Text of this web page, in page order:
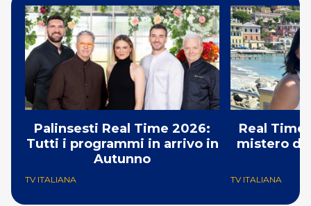
Palinsesti Real Time 2026:
Tutti i programmi in arrivo in
Autunno
TV ITALIANA
Real
mistero
TV ITALIANA